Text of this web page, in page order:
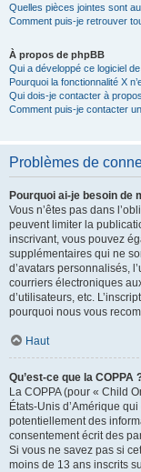
Quelles pièces jointes sont
Comment puis-je retrouver
À propos de phpBB
Qui a développé ce logiciel
Pourquoi la fonctionnalité X
Qui dois-je contacter à
Comment puis-je contacter
Problèmes de
Pourquoi ai-je besoin de
Vous n’êtes pas dans
peuvent limiter la
inscrivant, vous pouvez
supplémentaires qui ne
d’avatars personnalisés,
courriers électroniques
d’utilisateurs, etc.
pourquoi nous vous
Haut
Qu’est-ce que la COPPA
La COPPA (pour « Child
États-Unis d’Amérique
potentiellement des
consentement écrit des
Si vous ne savez pas si
moins de 13 ans inscrits